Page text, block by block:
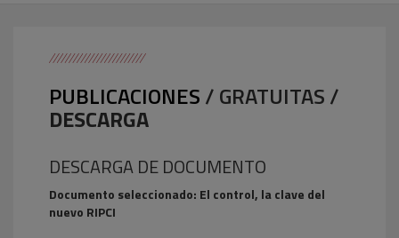
PUBLICACIONES/ GRATUITAS /
DESCARGA
DESCARGA DE DOCUMENTO
Documento seleccionado: El control, la clave del
nuevo RIPCI